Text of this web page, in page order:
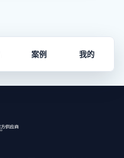
案例 我的